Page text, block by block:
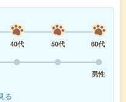
40代 50代
60代
男性
る